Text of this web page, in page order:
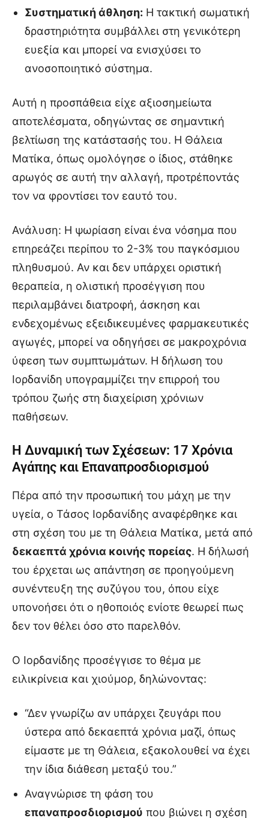
Συστηματική άθληση: Η τακτική σωματική
δραστηριότητα συμβάλλει στη γενικότερη
ευεξία και μπορεί να ενισχύσει το
ανοσοποιητικό σύστημα.
Αυτή η προσπάθεια είχε αξιοσημείωτα
αποτελέσματα, οδηγώντας σε σημαντική
βελτίωση της κατάστασής του. Η Θάλεια
Ματίκα, όπως ομολόγησε ο ίδιος, στάθηκε
αρωγός σε αυτή την αλλαγή, προτρέποντάς
τον να φροντίσει τον εαυτό του.
Ανάλυση: Η ψωρίαση είναι ένα νόσημα που
επηρεάζει περίπου το 2-3% του παγκόσμιου
πληθυσμού. Αν και δεν υπάρχει οριστική
θεραπεία, η ολιστική προσέγγιση που
περιλαμβάνει διατροφή, άσκηση και
ενδεχομένως εξειδικευμένες φαρμακευτικές
αγωγές, μπορεί να οδηγήσει σε μακροχρόνια
ύφεση των συμπτωμάτων. Η δήλωση του
Ιορδανίδη υπογραμμίζει την επιρροή του
τρόπου ζωής στη διαχείριση χρόνιων
παθήσεων.
Η Δυναμική των Σχέσεων: 17 Χρόνια
Αγάπης και Επαναπροσδιορισμού
Πέρα από την προσωπική του μάχη με την
υγεία, ο Τάσος Ιορδανίδης αναφέρθηκε και
στη σχέση του με τη Θάλεια Ματίκα, μετά από
δεκαεπτά χρόνια κοινής πορείας. Η δήλωσή
του έρχεται ως απάντηση σε προηγούμενη
συνέντευξη της συζύγου του, όπου είχε
υπονοήσει ότι ο ηθοποιός ενίοτε θεωρεί πως
δεν τον θέλει όσο στο παρελθόν.
Ο Ιορδανίδης προσέγγισε το θέμα με
ειλικρίνεια και χιούμορ, δηλώνοντας:
“Δεν γνωρίζω αν υπάρχει ζευγάρι που
ύστερα από δεκαεπτά χρόνια μαζί, όπως
είμαστε με τη Θάλεια, εξακολουθεί να έχει
την ίδια διάθεση μεταξύ του.”
Αναγνώρισε τη φάση του
επαναπροσδιορισμού που βιώνει η σχέση